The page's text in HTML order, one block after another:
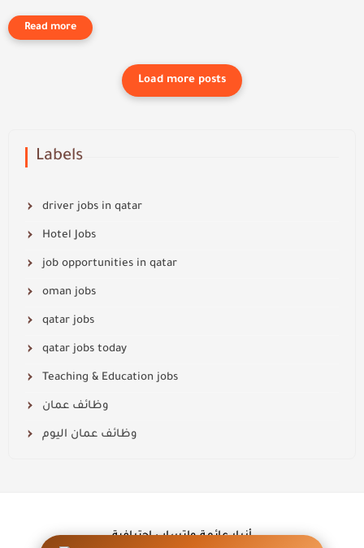
Labels
driver jobs in qatar
Hotel Jobs
job opportunities in qatar
oman jobs
qatar jobs
qatar jobs today
Teaching & Education jobs
وظائف عمان
وظائف عمان اليوم
أزرار عائمة واتساب احترافية